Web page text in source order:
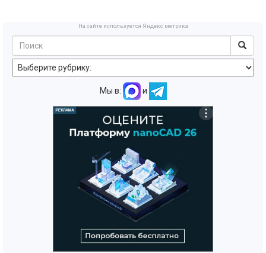
На сайте используется Яндекс метрика
Мы в: и